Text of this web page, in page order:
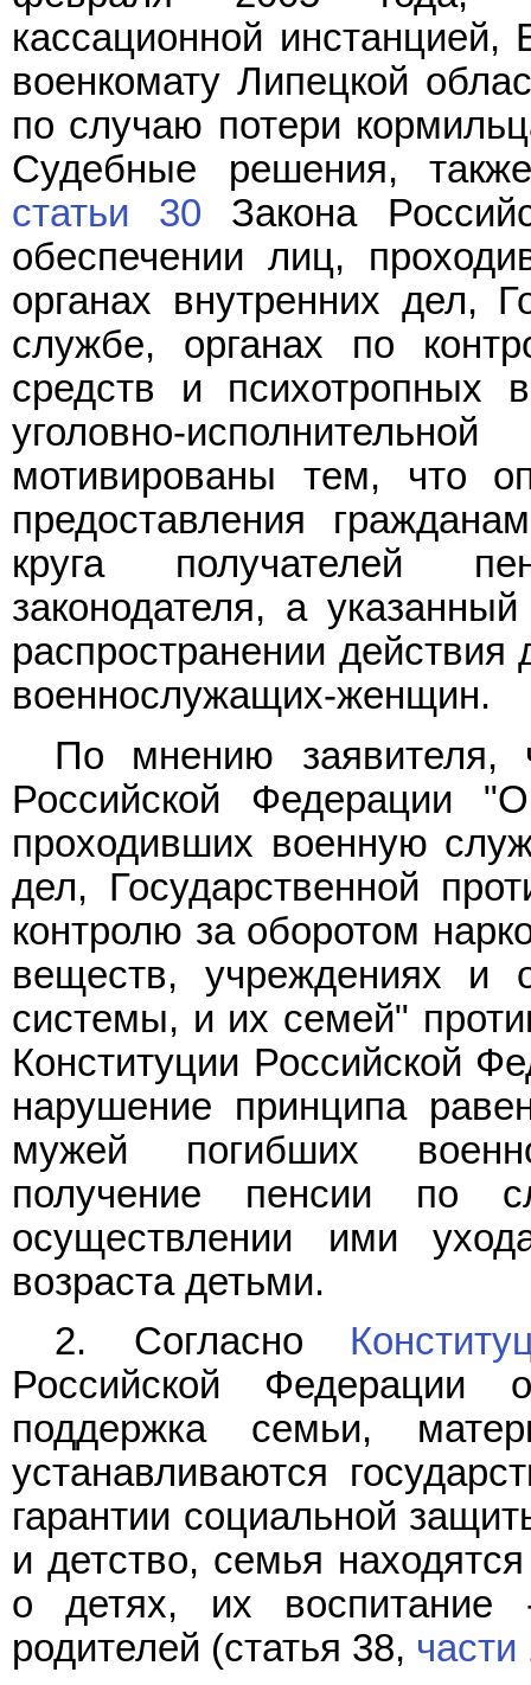
кассационной
военкомату Липецкой
по случаю потери
Судебные решения,
статьи 30 Закона
обеспечении лиц,
органах внутренних дел,
службе, органах по
средств и психотропных
уголовно-
мотивированы тем, что
предоставления
круга получателей
законодателя, а
распространении
военнослужащих-женщин.
По мнению заявителя,
Российской Федерации
проходивших военную
дел, Государственной
контролю за оборотом
веществ, учреждениях и
системы, и их семей"
Конституции Российской
нарушение принципа
мужей погибших
получение пенсии по
осуществлении ими
возраста детьми.
2. Согласно
Российской Федерации
поддержка семьи,
устанавливаются
гарантии социальной
и детство, семья
о детях, их воспитание
родителей (статья 38, части